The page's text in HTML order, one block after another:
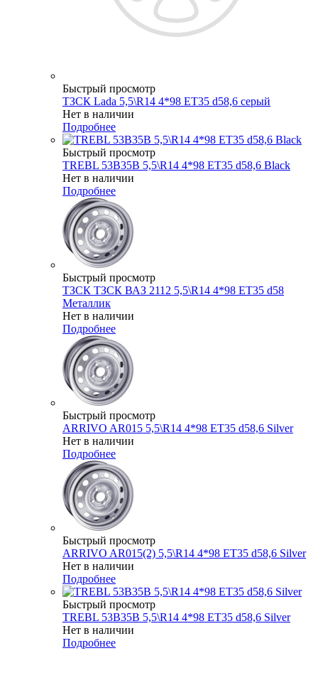
Быстрый просмотр
ТЗСК Lada 5,5\R14 4*98 ET35 d58,6 серый
Нет в наличии
Подробнее
Быстрый просмотр
TREBL 53B35B 5,5\R14 4*98 ET35 d58,6 Black
Нет в наличии
Подробнее
Быстрый просмотр
ТЗСК ТЗСК ВАЗ 2112 5,5\R14 4*98 ET35 d58
Металлик
Нет в наличии
Подробнее
Быстрый просмотр
ARRIVO AR015 5,5\R14 4*98 ET35 d58,6 Silver
Нет в наличии
Подробнее
Быстрый просмотр
ARRIVO AR015(2) 5,5\R14 4*98 ET35 d58,6 Silver
Нет в наличии
Подробнее
Быстрый просмотр
TREBL 53B35B 5,5\R14 4*98 ET35 d58,6 Silver
Нет в наличии
Подробнее